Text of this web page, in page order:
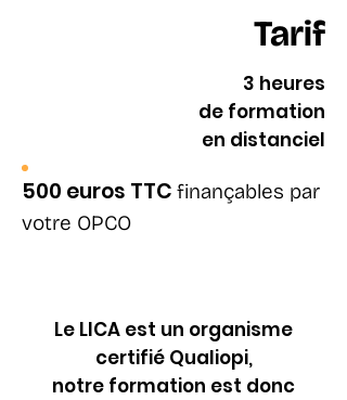
Tarif
3 heures
de formation
en distanciel
500 euros TTC finançables par
votre OPCO
Le LICA est un organisme
certifié Qualiopi,
notre formation est donc